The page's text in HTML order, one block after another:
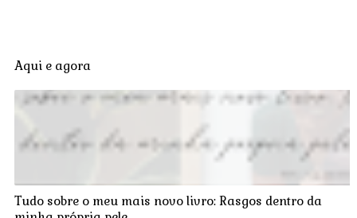
Aqui e agora
Tudo sobre o meu mais novo livro: Rasgos dentro da